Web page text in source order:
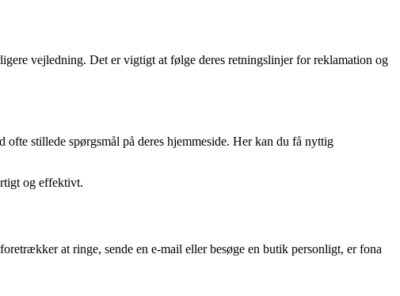
vejledning. Det er vigtigt at følge deres retningslinjer for reklamation og
stillede spørgsmål på deres hjemmeside. Her kan du få nyttig
og effektivt.
at ringe, sende en e-mail eller besøge en butik personligt, er fona